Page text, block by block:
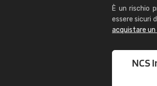
È un rischio
essere sicuri
acquistare
NCS